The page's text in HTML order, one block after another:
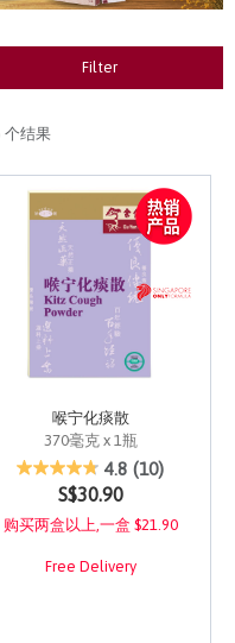
Filter
个结果
喉宁化痰散
370毫克 x 1瓶
3.2 out of 5 Customer
4.8 (10)
S$30.90
购买两盒以上,一盒 $21.90
Free Delivery